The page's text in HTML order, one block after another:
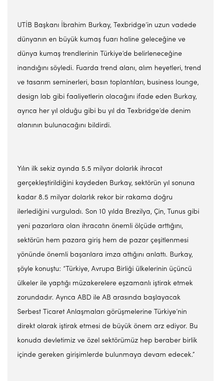
UTİB Başkanı İbrahim Burkay, Texbridge’in uzun vadede
dünyanın en büyük kumaş fuarı haline geleceğine ve
dünya kumaş trendlerinin Türkiye’de belirleneceğine
inandığını söyledi. Fuarda trend alanı, alım heyetleri, trend
ve tasarım seminerleri, basın toplantıları, business lounge,
design lab gibi faaliyetlerin olacağını ifade eden Burkay,
ayrıca her yıl olduğu gibi bu yıl da Texbridge’de denim
alanının bulunacağını bildirdi.
Yılın ilk sekiz ayında 5.5 milyar dolarlık ihracat
gerçekleştirildiğini kaydeden Burkay, sektörün yıl sonuna
kadar 8.5 milyar dolarlık rekor bir rakama doğru
ilerlediğini vurguladı. Son 10 yılda Brezilya, Çin, Tunus gibi
yeni pazarlara olan ihracatın önemli ölçüde arttığını,
sektörün hem pazara giriş hem de pazar çeşitlenmesi
yönünde önemli başarılara imza attığını anlattı. Burkay,
şöyle konuştu: “Türkiye, Avrupa Birliği ülkelerinin üçüncü
ülkeler ile yaptığı müzakerelere eşzamanlı iştirak etmek
zorundadır. Ayrıca ABD ile AB arasında başlayacak
Serbest Ticaret Anlaşmaları görüşmelerine Türkiye’nin
direkt olarak iştirak etmesi de büyük önem arz ediyor. Bu
konuda devletimiz ve özel sektörümüz hep beraber birlik
içinde gereken girişimlerde bulunmaya devam edecek.”